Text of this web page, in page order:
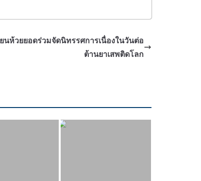
ยนห้วยยอดร่วมจัดนิทรรศการเนื่องในวันต่อ
ต้านยาเสพติดโลก